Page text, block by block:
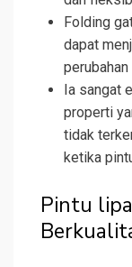
Folding
dapat
perubahan
Ia sangat
properti
tidak
ketika
Pintu